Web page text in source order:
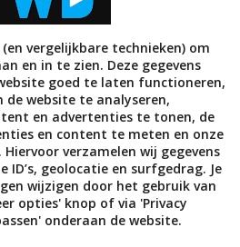
landen de distributie
Benelux is Eurosport nog
Roland Garros in ieder
juni, is een van de meest
Panasonic, Eurosport
vergelijkbare technieken) om
en in te zien. Deze gegevens
goed te laten functioneren,
de website te analyseren,
en advertenties te tonen, de
en content te meten en onze
verzamelen wij gegevens
ID’s, geolocatie en surfgedrag. Je
wijzigen door het gebruik van
opties' knop of via 'Privacy
onderaan de website.